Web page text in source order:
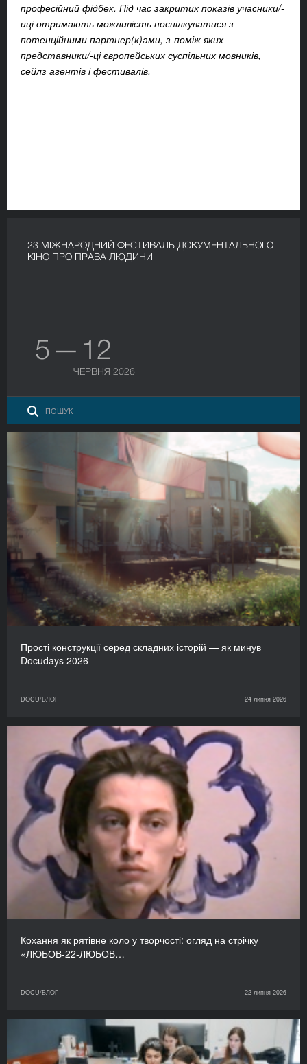
професійний фідбек. Під час закритих показів учасники/-
иці отримають можливість поспілкуватися з
потенційними партнер(к)ами, з-поміж яких
представники/-ці європейських суспільних мовників,
сейлз агентів і фестивалів.
23 МІЖНАРОДНИЙ ФЕСТИВАЛЬ ДОКУМЕНТАЛЬНОГО
КІНО ПРО ПРАВА ЛЮДИНИ
5 — 12
ЧЕРВНЯ 2026
Прості конструкції серед складних історій — як минув
Docudays 2026
DOCU/БЛОГ 24 липня 2026
Кохання як рятівне коло у творчості: огляд на стрічку
«ЛЮБОВ-22-ЛЮБОВ…
DOCU/БЛОГ 22 липня 2026